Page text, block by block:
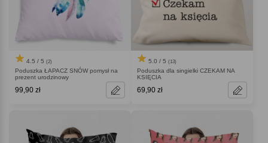
4.5 / 5 (2)
Poduszka ŁAPACZ SNÓW pomysł na
prezent urodzinowy
99,90 zł
5.0 / 5 (13)
Poduszka dla singielki CZEKAM NA
KSIĘCIA
69,90 zł